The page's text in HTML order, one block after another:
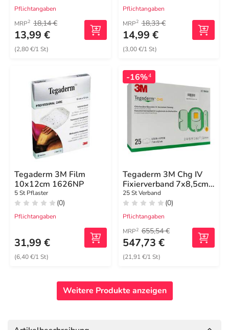
Pflichtangaben
MRP2 18,14 €
13,99 €
(2,80 €/1 St)
Pflichtangaben
MRP2 18,33 €
14,99 €
(3,00 €/1 St)
Tegaderm 3M Film
10x12cm 1626NP
5 St Pflaster
(0)
Pflichtangaben
31,99 €
(6,40 €/1 St)
-16%4
Tegaderm 3M Chg IV
Fixierverband 7x8,5cm
1660R
25 St Verband
(0)
Pflichtangaben
MRP2 655,54 €
547,73 €
(21,91 €/1 St)
Weitere Produkte anzeigen